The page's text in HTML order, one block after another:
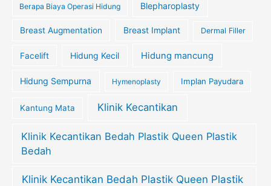
Berapa Biaya Operasi Hidung Blepharoplasty
Breast Augmentation Breast Implant Dermal Filler
Facelift Hidung Kecil Hidung mancung
Hidung Sempurna Hymenoplasty Implan Payudara
Kantung Mata Klinik Kecantikan
Klinik Kecantikan Bedah Plastik Queen Plastik
Bedah
Klinik Kecantikan Bedah Plastik Queen Plastik